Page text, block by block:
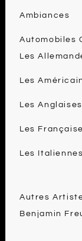
Ambiances
Automobiles
Les
Les
Les Anglaises
Les
Les Italiennes
Autres
Benjamin